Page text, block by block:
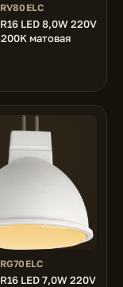
LED 8,0W 220V
матовая
LED 7,0W 220V